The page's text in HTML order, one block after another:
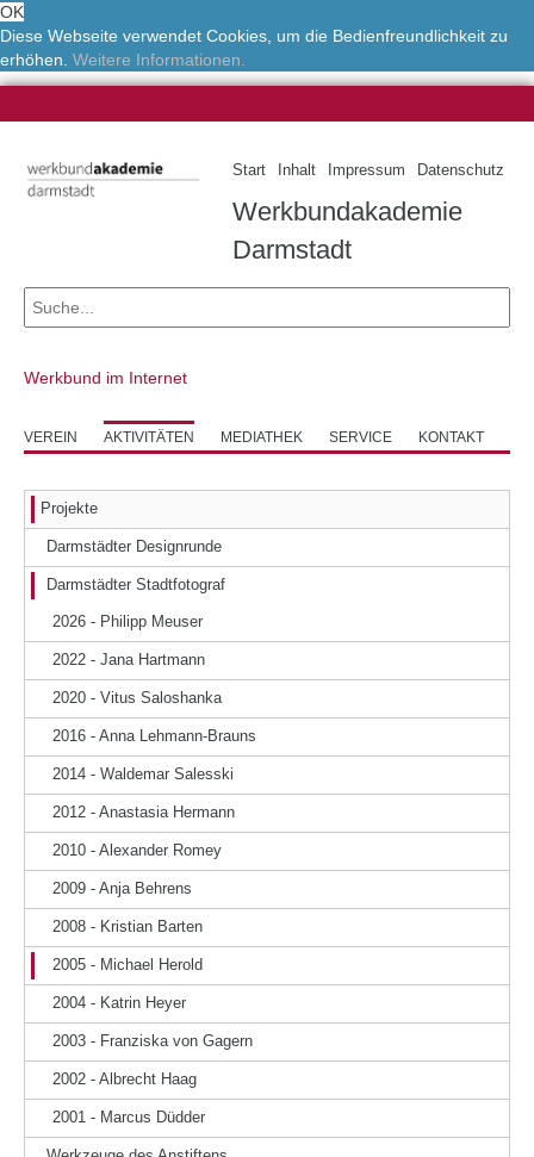
OK
Diese Webseite verwendet Cookies, um die Bedienfreundlichkeit zu
erhöhen. Weitere Informationen.
Start Inhalt Impressum Datenschutz
Werkbundakademie
Darmstadt
Werkbund im Internet
VEREIN AKTIVITÄTEN MEDIATHEK SERVICE KONTAKT
Projekte
Darmstädter Designrunde
Darmstädter Stadtfotograf
2026 - Philipp Meuser
2022 - Jana Hartmann
2020 - Vitus Saloshanka
2016 - Anna Lehmann-Brauns
2014 - Waldemar Salesski
2012 - Anastasia Hermann
2010 - Alexander Romey
2009 - Anja Behrens
2008 - Kristian Barten
2005 - Michael Herold
2004 - Katrin Heyer
2003 - Franziska von Gagern
2002 - Albrecht Haag
2001 - Marcus Düdder